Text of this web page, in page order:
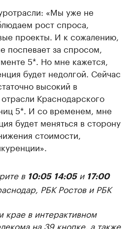
«Мы уже не
рост спроса,
проекты. И к сожалению,
поспевает за спросом,
5*. Но мне кажется,
будет недолгой. Сейчас
высокий в
Краснодарского
5*. И со временем, мне
будет меняться в сторону
стоимости,
в 10:05 14:05и 17:00
РБК Ростов и РБК
в интерактивном
на 39 кнопке, а также